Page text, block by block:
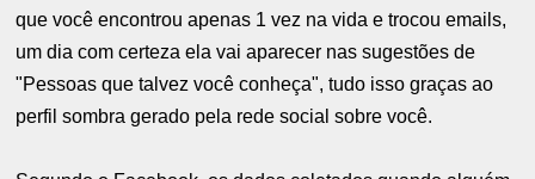
que você encontrou apenas 1 vez na vida e trocou emails,
um dia com certeza ela vai aparecer nas sugestões de
"Pessoas que talvez você conheça", tudo isso graças ao
perfil sombra gerado pela rede social sobre você.